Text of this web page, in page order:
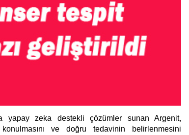
yapay zeka destekli çözümler sunan Argenit,
ve doğru tedavinin belirlenmesini